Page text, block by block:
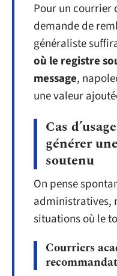
Pour un
demande de
généraliste
où le registre
message,
une valeur
Cas
générer
soutenu
On pense
administratives,
situations où le
Courriers